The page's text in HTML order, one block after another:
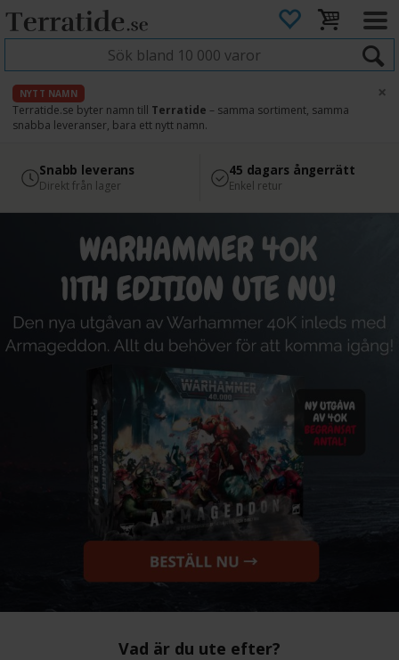
NYTT NAMN
Terratide.se byter namn till Terratide – samma sortiment, samma
snabba leveranser, bara ett nytt namn.
×
4.8
Läs omdömen på Google
Säker betalning
med Svea
Snabb leverans
Direkt från lager
45 dagars ångerrätt
Enkel retur
Vad är du ute efter?